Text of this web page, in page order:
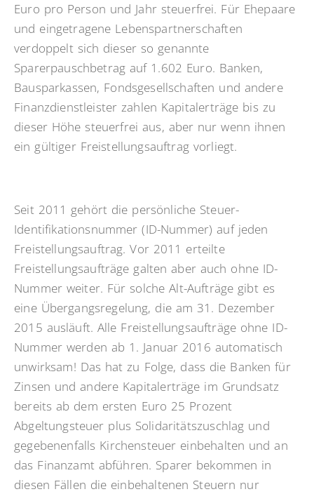
Euro pro Person und Jahr steuerfrei. Für Ehepaare
und eingetragene Lebenspartnerschaften
verdoppelt sich dieser so genannte
Sparerpauschbetrag auf 1.602 Euro. Banken,
Bausparkassen, Fondsgesellschaften und andere
Finanzdienstleister zahlen Kapitalerträge bis zu
dieser Höhe steuerfrei aus, aber nur wenn ihnen
ein gültiger Freistellungsauftrag vorliegt.
Seit 2011 gehört die persönliche Steuer-
Identifikationsnummer (ID-Nummer) auf jeden
Freistellungsauftrag. Vor 2011 erteilte
Freistellungsaufträge galten aber auch ohne ID-
Nummer weiter. Für solche Alt-Aufträge gibt es
eine Übergangsregelung, die am 31. Dezember
2015 ausläuft. Alle Freistellungsaufträge ohne ID-
Nummer werden ab 1. Januar 2016 automatisch
unwirksam! Das hat zu Folge, dass die Banken für
Zinsen und andere Kapitalerträge im Grundsatz
bereits ab dem ersten Euro 25 Prozent
Abgeltungsteuer plus Solidaritätszuschlag und
gegebenenfalls Kirchensteuer einbehalten und an
das Finanzamt abführen. Sparer bekommen in
diesen Fällen die einbehaltenen Steuern nur